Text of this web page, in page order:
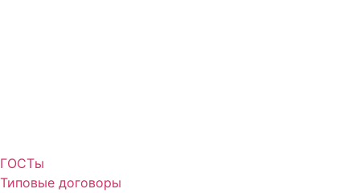
ГОСТы
Типовые договоры